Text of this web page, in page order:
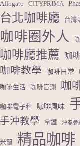
Affogato CITYPRIMA
台北咖啡廳 台灣
咖啡圈外人
咖啡廳推薦 咖
咖啡教學 咖啡日常
咖啡生活 咖啡盲測 咖
咖啡電子秤 咖啡風味
手沖教學 拿鐵 沖煮參
米蘭 精品咖啡